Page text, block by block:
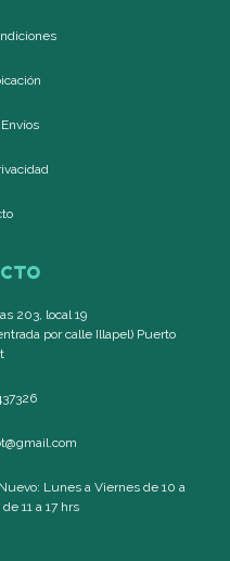
203, local 19
por calle Illapel) Puerto
Lunes a Viernes de 10 a
11 a 17 hrs